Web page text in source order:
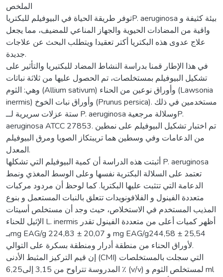
الملخص
توفر طريقة الحياة في البيوفيلم للبكترياP. aeruginosa بيئة كثيفة و
واقية من المضادات الحيوية والجهاز المناعي للمضيف، مما يجعل
علاج عدوى هذه البكتريا أكتر تعقيدا ويتطلب البحث عن علاجات
جديدة.
في هذا الإطار قمنا بدراسة النشاط المضاد للبكتيريا والتأثير على
تشكيل البيوفيلم بمستخلصات، تم الحصول عليها من ثلاثة نباتات
وهي: الثوم (Allium sativum) وأوراق نوعين من الحناء (Lawsonia
inermis) وأوراق نبات الخوخ (Prunus persica). مستخدمين في ذلك
ستة عزلات سريرية لــ P. aeruginosa وسلالة مرجعيةP.
aeruginosa ATCC 27853. تم اختبار تشكيل البيوفيلم على نمطين
من الدعامات وفي وسطين هما تريبتكاز الصويا ومرق البيوفيلم
المعدل.
أثبتت هذه الدراسة أن كمية البيوفيلم التي تشكلها P. aeruginosa
تعتمد على السلالة البكترية نفسها وعلى الوسط المغذي ونمط
الدعامة التي تتثبت عليها البكتريا. كما لوحظ أن مردود مركبات
متعددة الفينول و الفلافونويدات تتعلق بالنبات المستعمل و بنوع
المذيب المستخدم في الاستخلاص، حيث وجد أن مستخلص أسيتات
الإثيل للحناء L. inermis أظهر كميات أعلى من متعددة الفينول تقدر
بـmg EAG/g 224,83 ± 20,07 و mg EAG/g244,58 ± 25,54
لأوراق الحناء من منطقة أدرار ومنطقة بسكرة على التوالي.
إن قيم التركيز المثبط الأدنى (CMI) التي سجلت بالمستخلصات
المدروسة تتراوح من 3,15 إلى6,25 ٪ (v/v) لمستخلص الثوم و ml